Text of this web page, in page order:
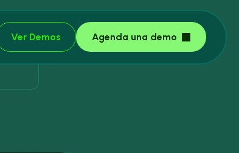
Ver Demos Agenda una demo